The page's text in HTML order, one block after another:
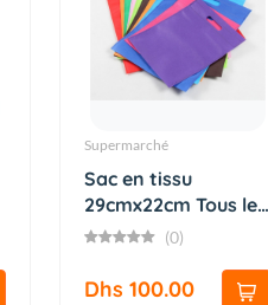
Supermarché
Sac en tissu
29cmx22cm Tous les
couleurs...(0)
Dhs 100.00